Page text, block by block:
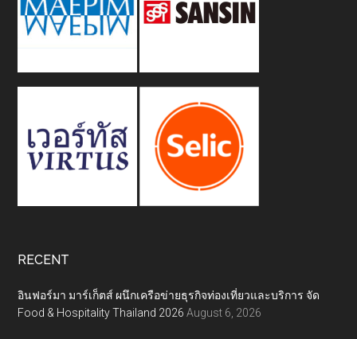
RECENT
อินฟอร์มา มาร์เก็ตส์ ผนึกเครือข่ายธุรกิจท่องเที่ยวและบริการ จัด
Food & Hospitality Thailand 2026 August 6, 2026